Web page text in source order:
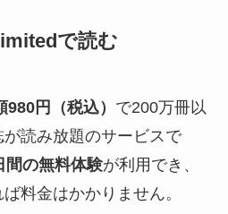
で読む
980円（税込） で200万冊以
読み放題のサービスで
間の無料体験が利用でき、
料金はかかりません。